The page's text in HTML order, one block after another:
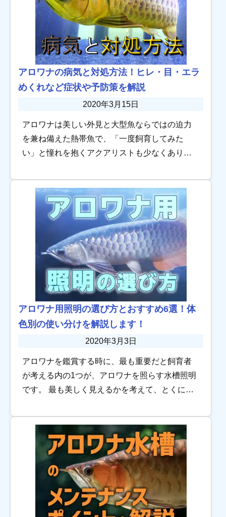
アロワナの病気と対処方法！ヒレ・目・エラ
めくれなど症状や予防策を解説
2020年3月15日
アロワナは美しい外見と大型魚ならではの迫力
を兼ね備えた熱帯魚で、「一度飼育してみた
い」と憧れを抱くアクアリストも少なくありま
ることが多い魚なので、終生まで大切に育てた
い、と考える […]
アロワナ用照明の選び方とおすすめ6選！体
色別の使い分けを解説します！
2020年3月3日
アロワナを鑑賞する時に、最も重要だと飼育者
が考える内の1つが、アロワナを照らす水槽照明
です。 最も美しく見えるかを考えて、とくに貴
に選定することは当たり前の話です。 アロワナ
飼育 […]